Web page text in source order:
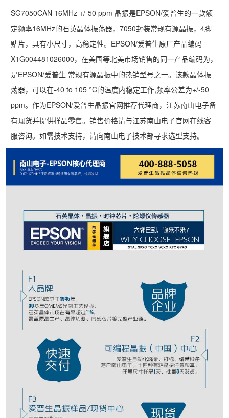
SG7050CAN 16MHz +/-50 ppm 晶振是EPSON/爱普生的一款额
定频率16MHz的石英晶体振荡器，7050封装常规有源晶振，4脚
贴片，具有小尺寸，高稳定性。EPSON/爱普生原厂产品编码
X1G004481026000，在美国等北美市场销售的同一产品编码为，
是EPSON/爱普生 常规有源晶振中的热销型号之一。该款晶体振
荡器，可以在-40 to 105 °C的温度内稳定工作,频率公差为+/-50
ppm。作为EPSON/爱普生晶振官网推荐代理商，江苏南山电子备
有现货并提供样品零售。销售价格请与江苏南山电子官网在线客
服咨询。如需技术支持，请向南山电子技术部寻求选型支持。